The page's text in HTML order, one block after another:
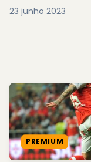
23 junho 2023
PREMIUM